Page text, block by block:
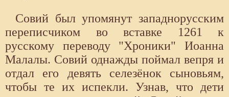
Совий был упомянут западнорусским
переписчиком во вставке 1261 к
русскому переводу "Хроники" Иоанна
Малалы. Совий однажды поймал вепря и
отдал его девять селезёнок сыновьям,
чтобы те их испекли. Узнав, что дети